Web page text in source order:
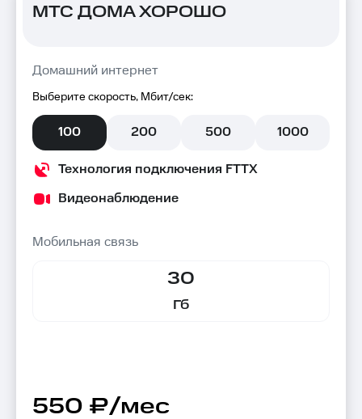
МТС ДОМА ХОРОШО
Домашний интернет
Выберите скорость, Мбит/сек:
100 200 500 1000
Технология подключения FTTX
Видеонаблюдение
Мобильная связь
30
Гб
550 ₽/мес